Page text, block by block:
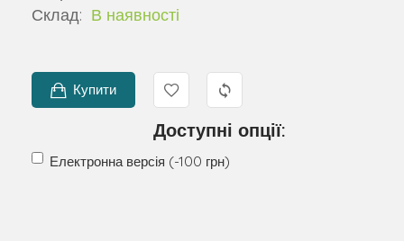
Склад: В наявності
Купити
Доступні опції:
Електронна версія (-100 грн)